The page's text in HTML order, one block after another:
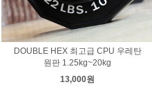
DOUBLE HEX 최고급 CPU 우레탄
원판 1.25kg~20kg
13,000원